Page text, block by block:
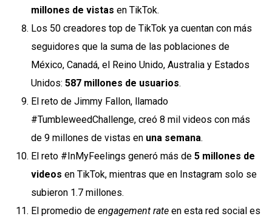
millones de vistas en TikTok.
Los 50 creadores top de TikTok ya cuentan con más
seguidores que la suma de las poblaciones de
México, Canadá, el Reino Unido, Australia y Estados
Unidos: 587 millones de usuarios.
El reto de Jimmy Fallon, llamado
#TumbleweedChallenge, creó 8 mil videos con más
de 9 millones de vistas en una semana.
El reto #InMyFeelings generó más de 5 millones de
videos en TikTok, mientras que en Instagram solo se
subieron 1.7 millones.
El promedio de engagement rate en esta red social es